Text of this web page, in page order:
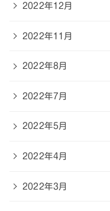
2022年12月
2022年11月
2022年8月
2022年7月
2022年5月
2022年4月
2022年3月